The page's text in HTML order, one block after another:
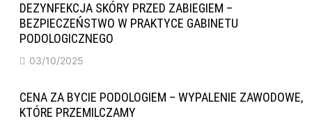
DEZYNFEKCJA SKÓRY PRZED ZABIEGIEM –
BEZPIECZEŃSTWO W PRAKTYCE GABINETU
PODOLOGICZNEGO
03/10/2025
CENA ZA BYCIE PODOLOGIEM – WYPALENIE ZAWODOWE,
KTÓRE PRZEMILCZAMY